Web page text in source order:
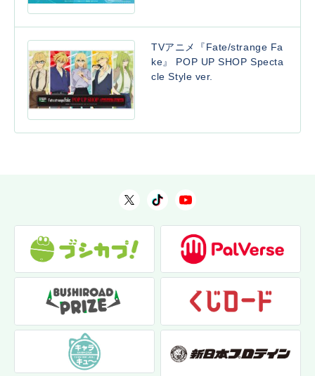
TVアニメ『Fate/strange Fa
ke』 POP UP SHOP Specta
cle Style ver.